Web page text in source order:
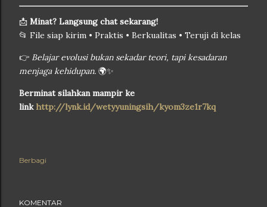
📩 Minat? Langsung chat sekarang!
📂 File siap kirim • Praktis • Berkualitas • Teruji di kelas
👉 Belajar evolusi bukan sekadar teori, tapi kesadaran
menjaga kehidupan. 🌍✨
Berminat silahkan mampir ke
link http://lynk.id/wetyyuningsih/kyom3ze1r7kq
Berbagi
KOMENTAR